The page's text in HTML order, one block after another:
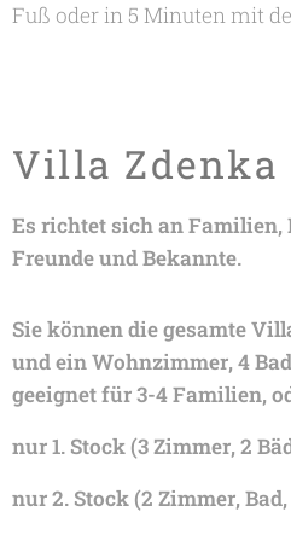
Fuß oder in 5 Minuten mit
Villa Zdenka
Es richtet sich an
Freunde und Bekannte.
Sie können die gesamte
und ein Wohnzimmer, 4
geeignet für 3-4 Familien,
nur 1. Stock (3 Zimmer, 2
nur 2. Stock (2 Zimmer,